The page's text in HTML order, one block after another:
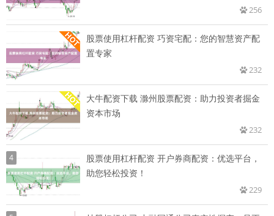
256
股票使用杠杆配资 巧资宅配：您的智慧资产配
置专家
232
大牛配资下载 滁州股票配资：助力投资者掘金
资本市场
232
4
股票使用杠杆配资 开户券商配资：优选平台，
助您轻松投资！
229